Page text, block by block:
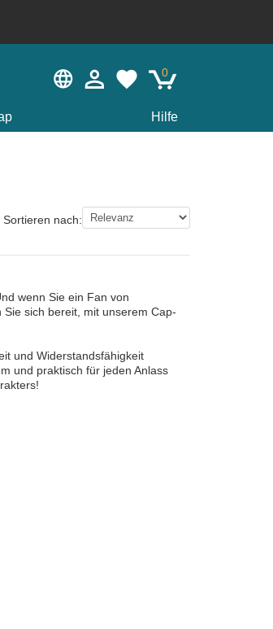
0
Hilfe
Sortieren nach:
wenn Sie ein Fan von
sich bereit, mit unserem Cap-
und Widerstandsfähigkeit
und praktisch für jeden Anlass